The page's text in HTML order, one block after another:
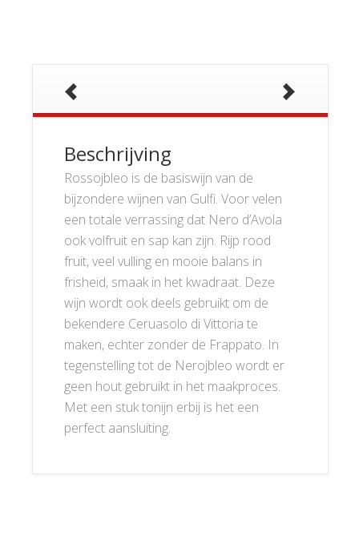
Beschrijving
Rossojbleo is de basiswijn van de
bijzondere wijnen van Gulfi. Voor velen
een totale verrassing dat Nero d’Avola
ook volfruit en sap kan zijn. Rijp rood
fruit, veel vulling en mooie balans in
frisheid, smaak in het kwadraat. Deze
wijn wordt ook deels gebruikt om de
bekendere Ceruasolo di Vittoria te
maken, echter zonder de Frappato. In
tegenstelling tot de Nerojbleo wordt er
geen hout gebruikt in het maakproces.
Met een stuk tonijn erbij is het een
perfect aansluiting.